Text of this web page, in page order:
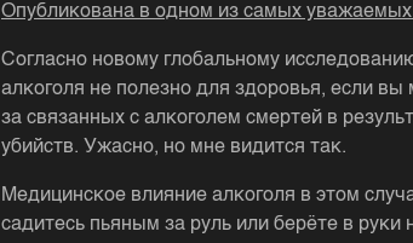
Опубликована в одном из самых
Согласно новому глобальному
алкоголя не полезно для здоровья, если
за связанных с алкоголем смертей в
убийств. Ужасно, но мне видится так.
Медицинское влияние алкоголя в этом
садитесь пьяным за руль или берёте в руки